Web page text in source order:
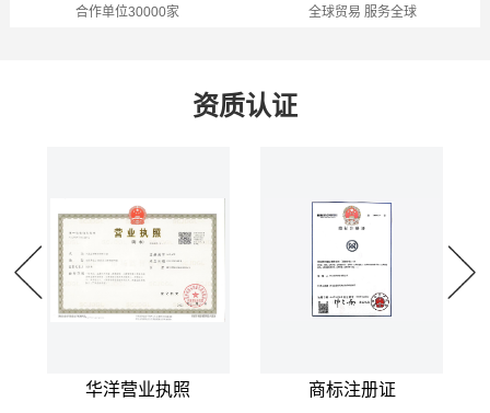
合作单位30000家 全球贸易 服务全球
资质认证
华洋营业执照 商标注册证